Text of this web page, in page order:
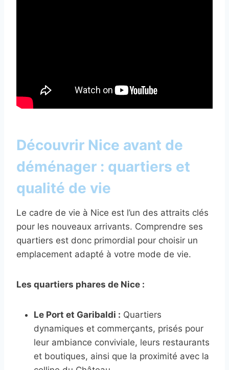
Découvrir Nice avant de
déménager : quartiers et
qualité de vie
Le cadre de vie à Nice est l’un des attraits clés
pour les nouveaux arrivants. Comprendre ses
quartiers est donc primordial pour choisir un
emplacement adapté à votre mode de vie.
Les quartiers phares de Nice :
Le Port et Garibaldi : Quartiers
dynamiques et commerçants, prisés pour
leur ambiance conviviale, leurs restaurants
et boutiques, ainsi que la proximité avec la